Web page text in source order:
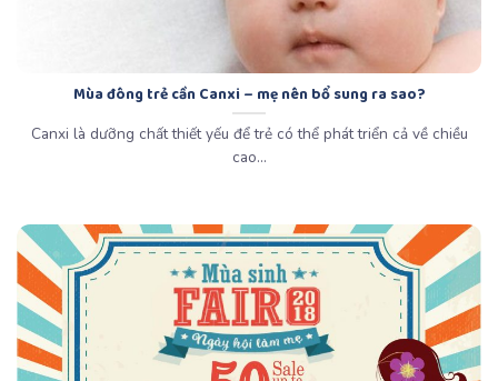
Mùa đông trẻ cần Canxi – mẹ nên bổ sung ra sao?
Canxi là dưỡng chất thiết yếu để trẻ có thể phát triển cả về chiều
cao...